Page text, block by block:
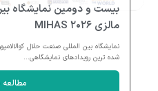
بیست و دومین نمایشگاه
مالزی MIHAS ۲۰۲۶
نمایشگاه بین المللی صنعت حلال
شده ترین رویدادهای نمایشگاهی...
مطالعه